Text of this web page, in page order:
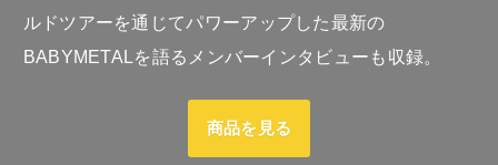
ルドツアーを通じてパワーアップした最新の
BABYMETALを語るメンバーインタビューも収録。
商品を見る